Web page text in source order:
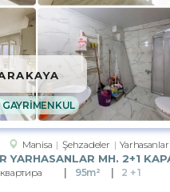
Manisa Şehzadeler Yarhasanlar Mah.
квартира 95m² 2 + 1